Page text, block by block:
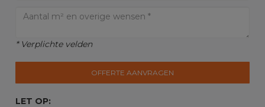
* Verplichte velden
OFFERTE AANVRAGEN
LET OP: